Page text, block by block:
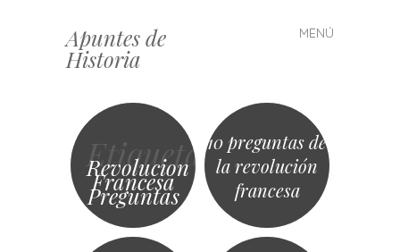
Apuntes de
Historia
MENÚ
Saltar
al
Etiqueta
Revolucion
Francesa
Preguntas
10 preguntas de
la revolución
francesa